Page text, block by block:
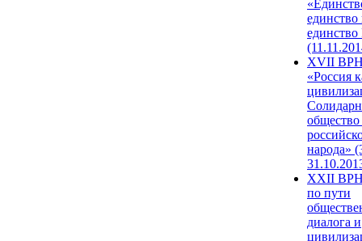
единство
единство
XVII
«Россия
народа»
XXII
по пути
диалога и